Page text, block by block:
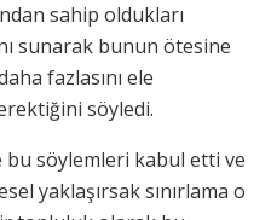
sahip oldukları
sunarak bunun ötesine
fazlasını ele
söyledi.
bu söylemleri kabul etti ve
yaklaşırsak sınırlama o